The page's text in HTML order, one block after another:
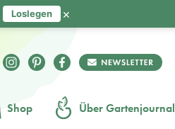
Shop Über Gartenjournal
Loslegen ×